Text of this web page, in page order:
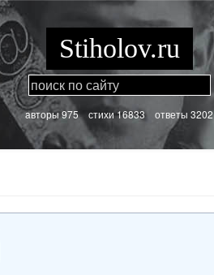
Stiholov.ru
aвторы 975 стихи16833 ответы 3202